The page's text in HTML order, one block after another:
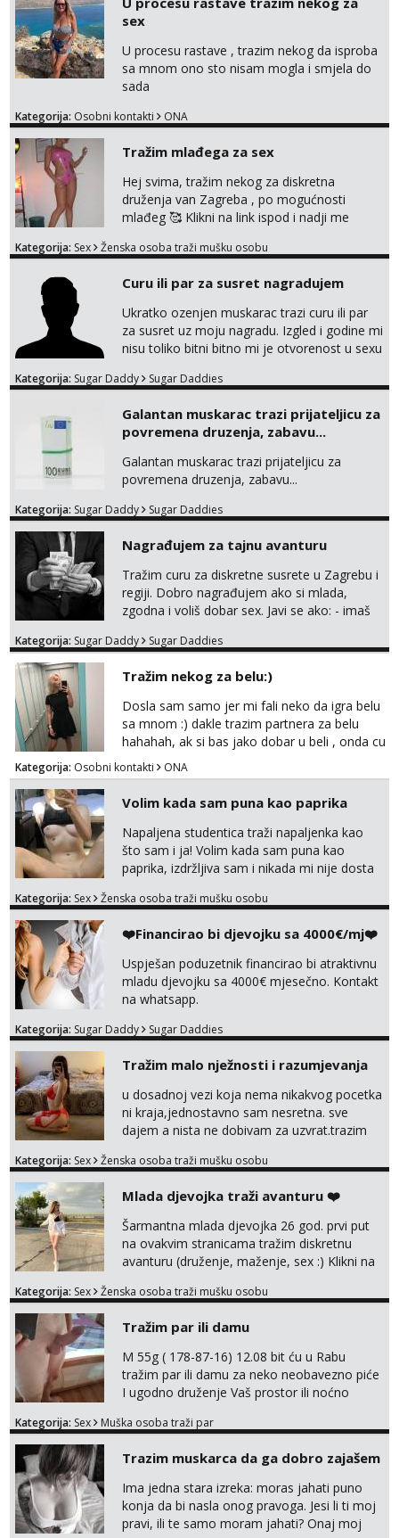
markodalic37@gmail.com
sex
U procesu rastave , trazim nekog da isproba
sa mnom ono sto nisam mogla i smjela do
sada
Kategorija: Osobni kontakti ONA
Tražim mlađega za sex
Hej svima, tražim nekog za diskretna
druženja van Zagreba , po mogućnosti
mlađeg 🥰 Klikni na link ispod i nadji me
Kategorija: Sex Ženska osoba traži mušku osobu
Curu ili par za susret nagradujem
Ukratko ozenjen muskarac trazi curu ili par
za susret uz moju nagradu. Izgled i godine mi
nisu toliko bitni bitno mi je otvorenost u sexu
jave na mail . Molim ako je moguce prvi mail
necete pozalit
Kategorija: Sugar Daddy Sugar Daddies
Galantan muskarac trazi prijateljicu za
povremena druzenja, zabavu...
Galantan muskarac trazi prijateljicu za
povremena druzenja, zabavu...
Kategorija: Sugar Daddy Sugar Daddies
Nagrađujem za tajnu avanturu
Tražim curu za diskretne susrete u Zagrebu i
regiji. Dobro nagrađujem ako si mlada,
zgodna i voliš dobar sex. Javi se ako: - imaš
kosu - se dobro ljubiš - si fleksibilna s
dostupna radnim danom (vikendi i noći su za
obitelj) - vodiš brigu o zdravlju i koristiš
zaštitu Ne javljajte se: - debele - frajeri i
paro...
Kategorija: Sugar Daddy Sugar Daddies
Tražim nekog za belu:)
Dosla sam samo jer mi fali neko da igra belu
sa mnom :) dakle trazim partnera za belu
hahahah, ak si bas jako dobar u beli , onda cu
razmislit za dalje Klikni na link ispod i nadji me
tamo, cekam te!
Kategorija: Osobni kontakti ONA
Volim kada sam puna kao paprika
Napaljena studentica traži napaljenka kao
što sam i ja! Volim kada sam puna kao
paprika, izdržljiva sam i nikada mi nije dosta
bilo kad i bilo gdje zato se javi što prije da
tamo, cekam te!
Kategorija: Sex Ženska osoba traži mušku osobu
❤️Financirao bi djevojku sa 4000€/mj❤️
Uspješan poduzetnik financirao bi atraktivnu
mladu djevojku sa 4000€ mjesečno. Kontakt
na whatsapp.
Kategorija: Sugar Daddy Sugar Daddies
Tražim malo nježnosti i razumjevanja
u dosadnoj vezi koja nema nikakvog pocetka
ni kraja,jednostavno sam nesretna. sve
dajem a nista ne dobivam za uzvrat.trazim
trazim puno samo malo njeznosti i
poljupce po tijelu koji me jako
pale,obozavam kad muskarac preuzme
kontrolu . javi se :) Klikni na link ispod i nadji
me tamo, cekam te!
Kategorija: Sex Ženska osoba traži mušku osobu
Mlada djevojka traži avanturu ❤️
Šarmantna mlada djevojka 26 god. prvi put
na ovakvim stranicama tražim diskretnu
avanturu (druženje, maženje, sex :) Klikni na
Kategorija: Sex Ženska osoba traži mušku osobu
Tražim par ili damu
M 55g ( 178-87-16) 12.08 bit ću u Rabu
tražim par ili damu za neko neobavezno piće
I ugodno druženje Vaš prostor ili noćno
trata.vrh@gmail.com
Kategorija: Sex Muška osoba traži par
Trazim muskarca da ga dobro zajašem
Ima jedna stara izreka: moras jahati puno
konja da bi nasla onog pravoga. Jesi li ti moj
pravi, ili te samo moram jahati? Onaj moj